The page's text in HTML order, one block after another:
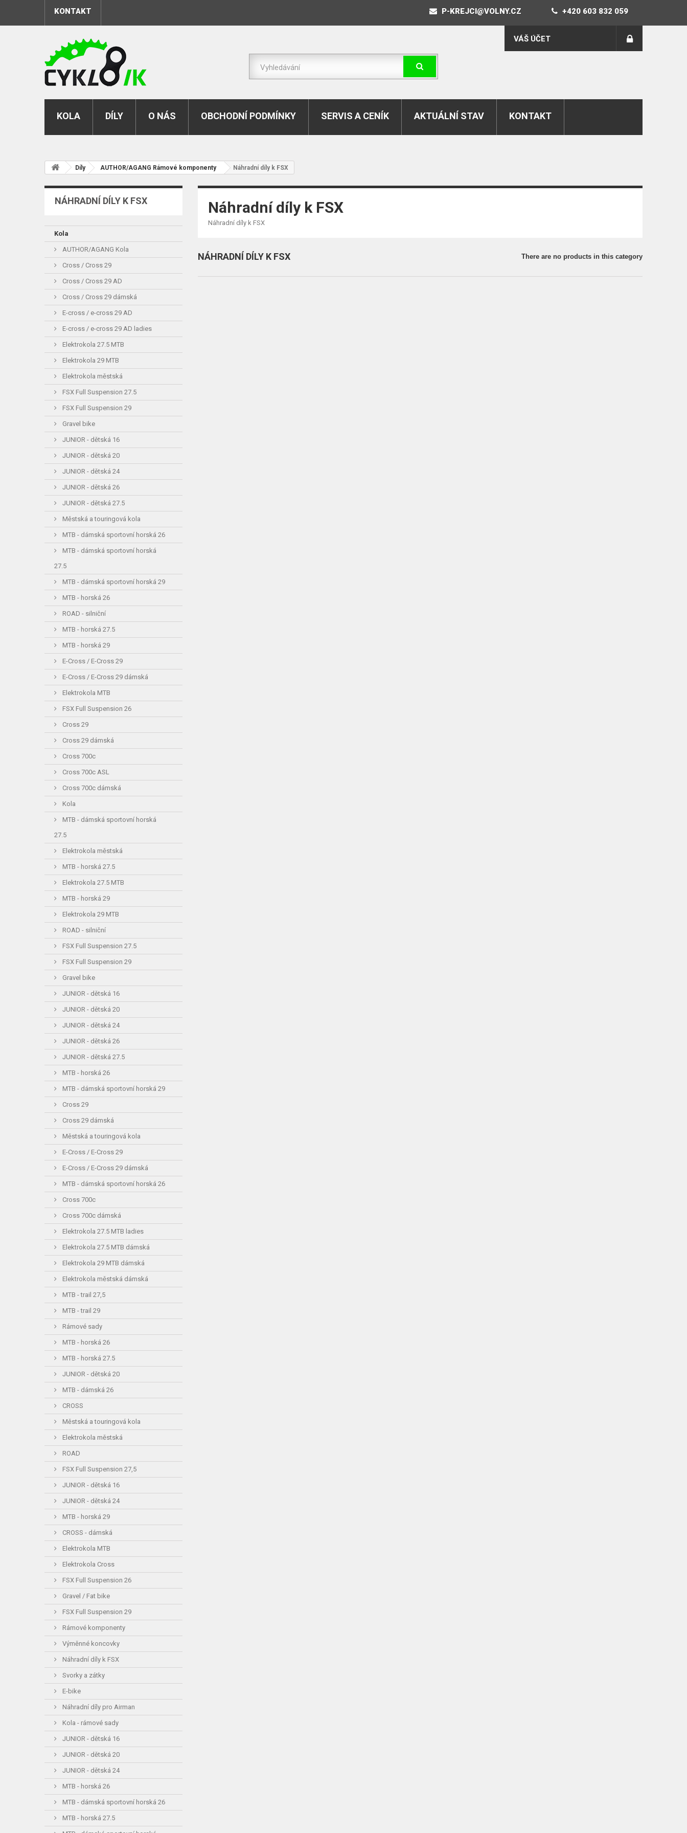
KONTAKT P-KREJCI@VOLNY.CZ +420 603 832 059
VÁŠ ÚČET
KOLA DÍLY O NÁS OBCHODNÍ PODMÍNKY SERVIS A CENÍK AKTUÁLNÍ STAV KONTAKT
Díly AUTHOR/AGANG Rámové komponenty Náhradní díly k FSX
NÁHRADNÍ DÍLY K FSX
Kola
AUTHOR/AGANG Kola
Cross / Cross 29
Cross / Cross 29 AD
Cross / Cross 29 dámská
E-cross / e-cross 29 AD
E-cross / e-cross 29 AD ladies
Elektrokola 27.5 MTB
Elektrokola 29 MTB
Elektrokola městská
FSX Full Suspension 27.5
FSX Full Suspension 29
Gravel bike
JUNIOR - dětská 16
JUNIOR - dětská 20
JUNIOR - dětská 24
JUNIOR - dětská 26
JUNIOR - dětská 27.5
Městská a touringová kola
MTB - dámská sportovní horská 26
MTB - dámská sportovní horská
27.5
MTB - dámská sportovní horská 29
MTB - horská 26
ROAD - silniční
MTB - horská 27.5
MTB - horská 29
E-Cross / E-Cross 29
E-Cross / E-Cross 29 dámská
Elektrokola MTB
FSX Full Suspension 26
Cross 29
Cross 29 dámská
Cross 700c
Cross 700c ASL
Cross 700c dámská
Kola
MTB - dámská sportovní horská
27.5
Elektrokola městská
MTB - horská 27.5
Elektrokola 27.5 MTB
MTB - horská 29
Elektrokola 29 MTB
ROAD - silniční
FSX Full Suspension 27.5
FSX Full Suspension 29
Gravel bike
JUNIOR - dětská 16
JUNIOR - dětská 20
JUNIOR - dětská 24
JUNIOR - dětská 26
JUNIOR - dětská 27.5
MTB - horská 26
MTB - dámská sportovní horská 29
Cross 29
Cross 29 dámská
Městská a touringová kola
E-Cross / E-Cross 29
E-Cross / E-Cross 29 dámská
MTB - dámská sportovní horská 26
Cross 700c
Cross 700c dámská
Elektrokola 27.5 MTB ladies
Elektrokola 27.5 MTB dámská
Elektrokola 29 MTB dámská
Elektrokola městská dámská
MTB - trail 27,5
MTB - trail 29
Rámové sady
MTB - horská 26
MTB - horská 27.5
JUNIOR - dětská 20
MTB - dámská 26
CROSS
Městská a touringová kola
Elektrokola městská
ROAD
FSX Full Suspension 27,5
JUNIOR - dětská 16
JUNIOR - dětská 24
MTB - horská 29
CROSS - dámská
Elektrokola MTB
Elektrokola Cross
FSX Full Suspension 26
Gravel / Fat bike
FSX Full Suspension 29
Rámové komponenty
Výměnné koncovky
Náhradní díly k FSX
Svorky a zátky
E-bike
Náhradní díly pro Airman
Kola - rámové sady
JUNIOR - dětská 16
JUNIOR - dětská 20
JUNIOR - dětská 24
MTB - horská 26
MTB - dámská sportovní horská 26
MTB - horská 27.5
Náhradní díly k FSX
Náhradní díly k FSX
NÁHRADNÍ DÍLY K FSX There are no products in this category